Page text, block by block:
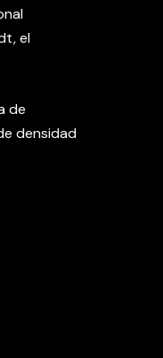
el
de
densidad